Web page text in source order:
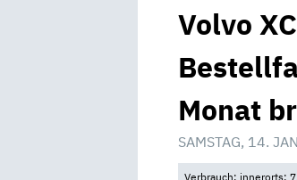
Volvo
Monat
SAMSTAG, 14.
Verbrauch: innerorts: